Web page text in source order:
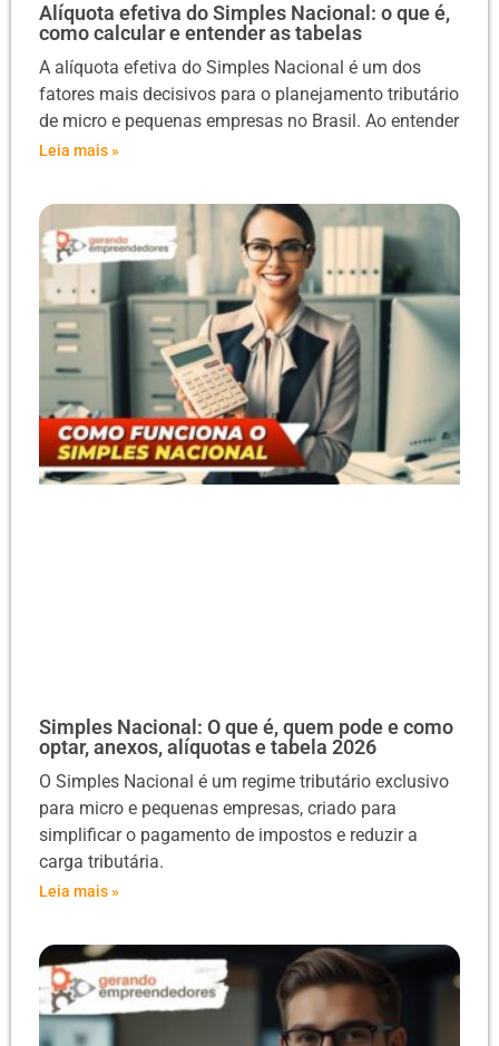
Alíquota efetiva do Simples Nacional: o que é,
como calcular e entender as tabelas
A alíquota efetiva do Simples Nacional é um dos
fatores mais decisivos para o planejamento tributário
de micro e pequenas empresas no Brasil. Ao entender
Leia mais »
Simples Nacional: O que é, quem pode e como
optar, anexos, alíquotas e tabela 2026
O Simples Nacional é um regime tributário exclusivo
para micro e pequenas empresas, criado para
simplificar o pagamento de impostos e reduzir a
carga tributária.
Leia mais »